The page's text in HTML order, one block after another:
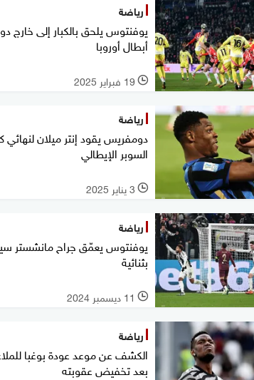
رياضة
يوفنتوس يلحق بالكبار إلى خارج
أبطال أوروبا
l 19 فبراير 2025
رياضة
دومفريس يقود إنتر ميلان
السوبر الإيطالي
l 3 يناير 2025
رياضة
يوفنتوس يعمّق جراح مانشستر
بثنائية
l 11 ديسمبر 2024
رياضة
الكشف عن موعد عودة بوغبا
بعد تخفيض عقوبته